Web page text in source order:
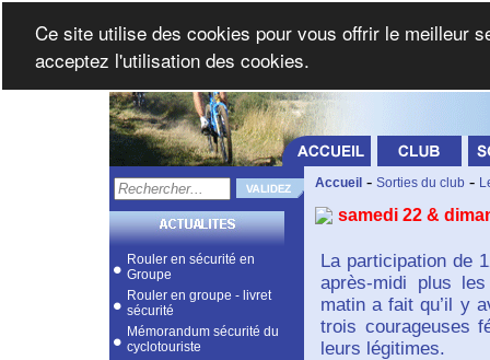
Rouler en sécurité en
Groupe
Rouler en groupe - livret
sécurité
Mémorandum sécurité du
cyclotouriste
Accueil - Sorties du club -
samedi 22 &
La participation de
après-midi plus
matin a fait qu’il y
trois courageuses
leurs légitimes.
Ce site utilise des cookies pour vous offrir le meilleur
acceptez l'utilisation des cookies.